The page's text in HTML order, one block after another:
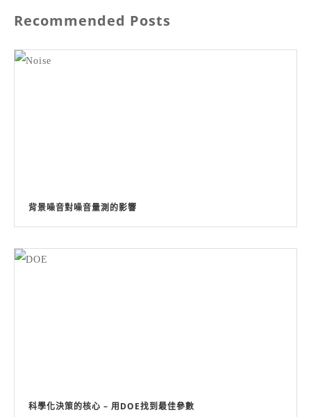
Recommended Posts
背景噪音對噪音量測的影響
科學化決策的核心 – 用DOE找到最佳參數